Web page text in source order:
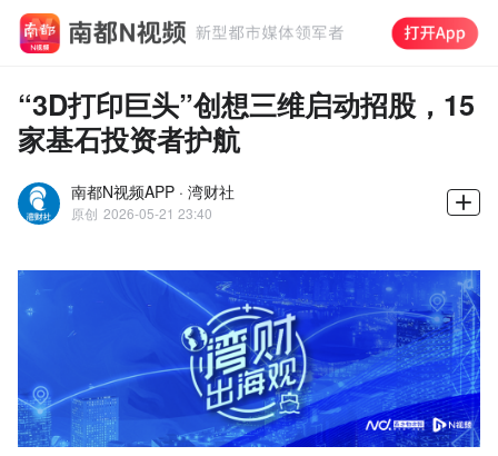
“3D打印巨头”创想三维启动招股，15
家基石投资者护航
南都N视频APP · 湾财社
原创 2026-05-21 23:40